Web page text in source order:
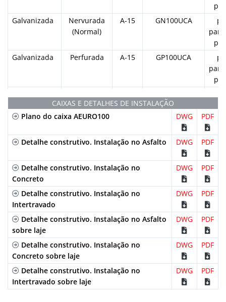
Galvanizada
Nervurada
(Normal)
A-15 GN100UCA
Galvanizada
Perfurada A-15 GP100UCA
(Normal)
IP100UCA
Polipropileno
Nervurada
Preta
A-15 PNLH100UCAM
Polipropileno
Longitudinal
PNLH100UCAM-
GRIS
Polipropileno
Nervurada
Longitudinal
Beige
A-15
PNLH100UCAM
CAIXAS E DETALHES DE INSTALAÇÃO
Plano do caixa AEURO100
DWG PDF
Detalhe construtivo. Instalação no Asfalto DWG PDF
Detalhe construtivo. Instalação no
Concreto
DWG PDF
Detalhe construtivo. Instalação no
Intertravado
DWG PDF
Detalhe construtivo. Instalação no Asfalto
sobre laje
DWG PDF
Detalhe construtivo. Instalação no
Concreto sobre laje
DWG PDF
Detalhe construtivo. Instalação no
Intertravado sobre laje
DWG PDF